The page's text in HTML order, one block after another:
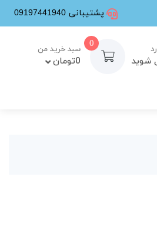
پشتیبانی 09197441940
شوید
0
سبد خرید من
0تومان